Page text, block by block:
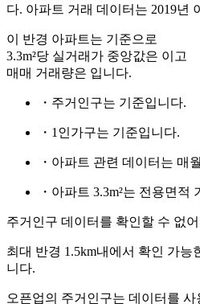
다. 아파트 거래 데이터는 2019년
이 반경 아파트는 기준으로
3.3m²당 실거래가 중앙값은 이고
매매 거래량은 입니다.
・주거인구는 기준입니다.
・1인가구는 기준입니다.
・아파트 관련 데이터는 매
・아파트 3.3m²는 전용면적
주거인구 데이터를 확인할 수 없
최대 반경 1.5km내에서 확인 가능
니다.
오픈업의 주거인구는 데이터를 사